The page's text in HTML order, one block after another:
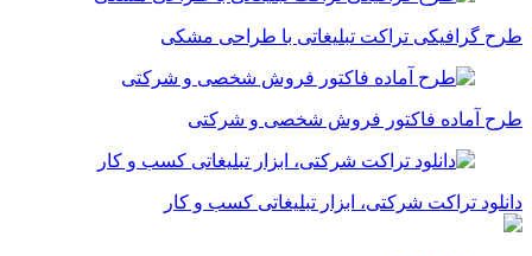
گرافیکی تراکت تبلیغاتی با طراحی مشکی
آماده فاکتور فروش شخصی و شرکتی
تراکت شرکتی، ابزار تبلیغاتی کسب و کار